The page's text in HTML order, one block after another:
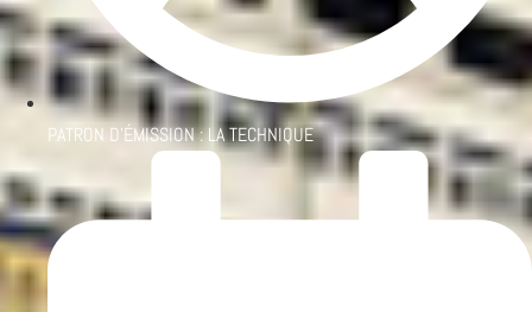
PATRON D'ÉMISSION :LA TECHNIQUE